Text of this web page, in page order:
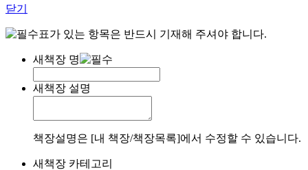
닫기
표가 있는 항목은 반드시 기재해 주셔야 합니다.
새책장 명
새책장 설명
책장설명은 [내 책장/책장목록]에서 수정할 수 있습니다.
새책장 카테고리